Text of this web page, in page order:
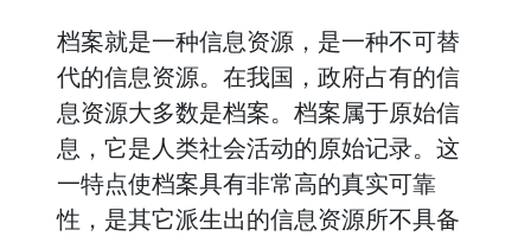
档案就是一种信息资源，是一种不可替
代的信息资源。在我国，政府占有的信
息资源大多数是档案。档案属于原始信
息，它是人类社会活动的原始记录。这
一特点使档案具有非常高的真实可靠
性，是其它派生出的信息资源所不具备